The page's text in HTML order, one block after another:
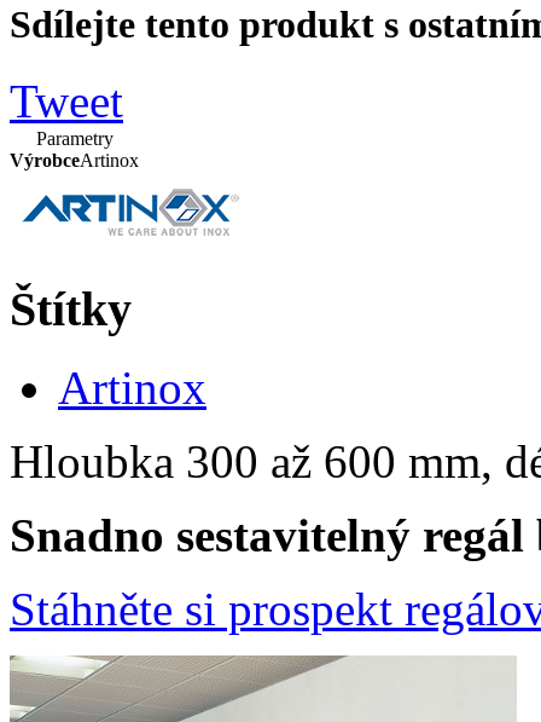
Sdílejte tento produkt s
Tweet
Parametry
VýrobceArtinox
Štítky
Artinox
Hloubka 300 až 600 mm,
Snadno sestavitelný
Stáhněte si prospekt